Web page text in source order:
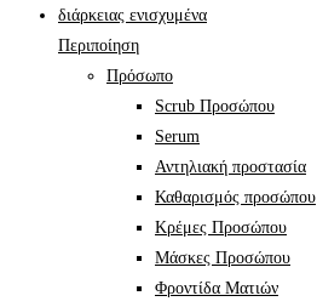
Περιποίηση
Πρόσωπο
Scrub Προσώπου
Serum
Αντηλιακή προστασία
Καθαρισμός προσώπου
Κρέμες Προσώπου
Μάσκες Προσώπου
Φροντίδα Ματιών